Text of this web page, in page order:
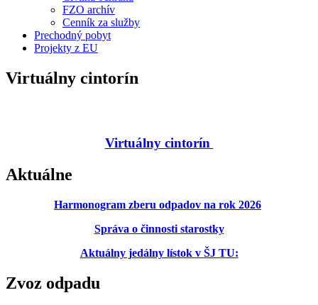
FZO archív
Cenník za služby
Prechodný pobyt
Projekty z EU
Virtuálny cintorín
Virtuálny cintorín
Aktuálne
Harmonogram zberu odpadov na rok 2026
Správa o činnosti starostky
Aktuálny jedálny lístok v ŠJ TU:
Zvoz odpadu